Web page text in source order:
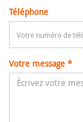
Téléphone
Votre message *